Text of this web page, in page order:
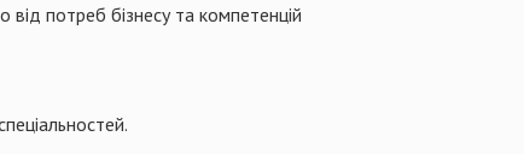
від потреб бізнесу та компетенцій